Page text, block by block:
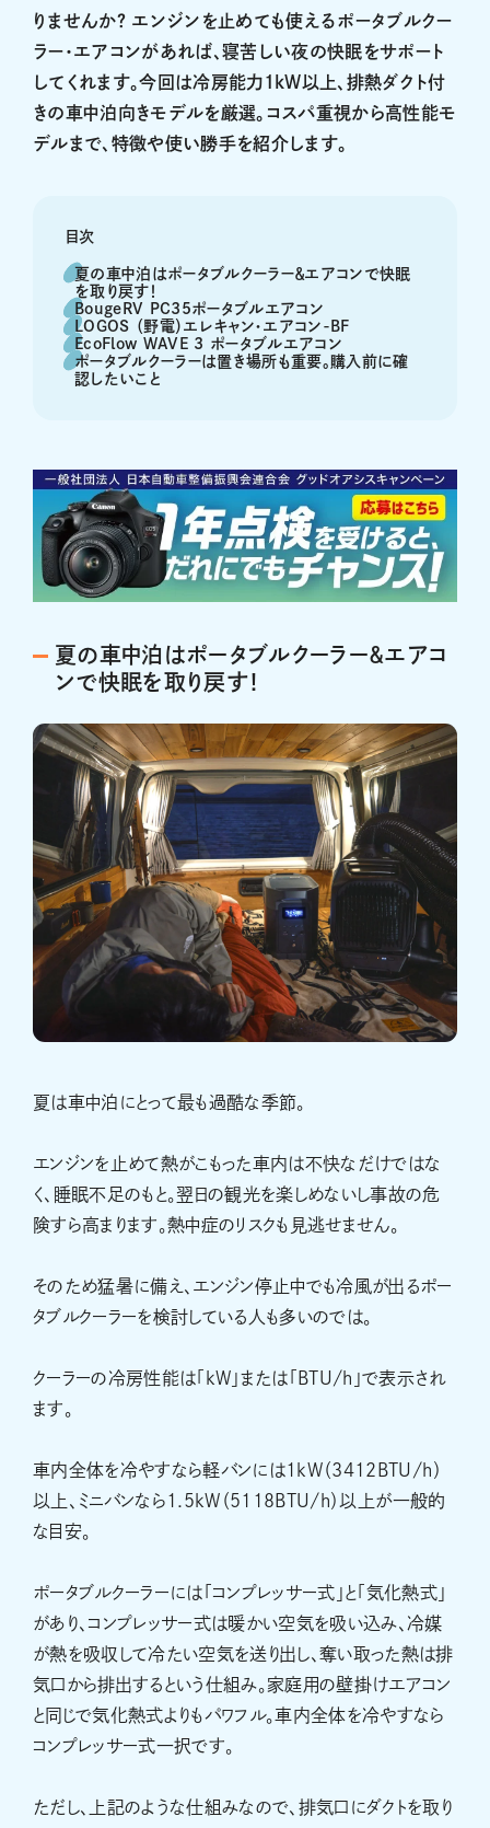
りませんか？ エンジンを止めても使えるポータブルクー
ラー・エアコンがあれば、寝苦しい夜の快眠をサポート
してくれます。今回は冷房能力1kW以上、排熱ダクト付
きの車中泊向きモデルを厳選。コスパ重視から高性能モ
デルまで、特徴や使い勝手を紹介します。
目次
夏の車中泊はポータブルクーラー＆エアコンで快眠
を取り戻す！
BougeRV PC35ポータブルエアコン
LOGOS （野電）エレキャン・エアコン-BF
EcoFlow WAVE 3 ポータブルエアコン
ポータブルクーラーは置き場所も重要。購入前に確
認したいこと
夏の車中泊はポータブルクーラー＆エアコ
ンで快眠を取り戻す！
夏は車中泊にとって最も過酷な季節。
エンジンを止めて熱がこもった車内は不快なだけではな
く、睡眠不足のもと。翌日の観光を楽しめないし事故の危
険すら高まります。熱中症のリスクも見逃せません。
そのため猛暑に備え、エンジン停止中でも冷風が出るポー
タブルクーラーを検討している人も多いのでは。
クーラーの冷房性能は「kW」または「BTU/h」で表示され
ます。
車内全体を冷やすなら軽バンには1kW（3412BTU/h）
以上、ミニバンなら1.5kW（5118BTU/h）以上が一般的
な目安。
ポータブルクーラーには「コンプレッサー式」と「気化熱式」
があり、コンプレッサー式は暖かい空気を吸い込み、冷媒
が熱を吸収して冷たい空気を送り出し、奪い取った熱は排
気口から排出するという仕組み。家庭用の壁掛けエアコン
と同じで気化熱式よりもパワフル。車内全体を冷やすなら
コンプレッサー式一択です。
ただし、上記のような仕組みなので、排気口にダクトを取り